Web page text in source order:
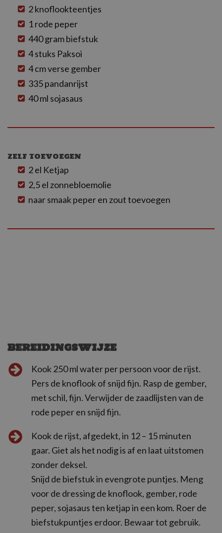
2 knoflookteentjes
1 rode peper
440 gram biefstuk
4 stuks Paksoi
4 cm verse gember
335 pandanrijst
40 ml sojasaus
ZELF TOEVOEGEN
2 el Ketjap
2,5 el zonnebloemolie
naar smaak peper en zout toevoegen
BEREIDINGSWIJZE
Kook 250 ml water per persoon voor de rijst.
Pers de knoflook of snijd fijn. Rasp de gember,
met schil, fijn. Verwijder de zaadlijsten van de
rode peper en snijd fijn.
Kook de rijst, afgedekt, in 12 – 15 minuten
gaar. Giet als het nodig is af en laat uitstomen
zonder deksel.
Snijd de biefstuk in evengrote puntjes. Meng
voor de dressing de knoflook, gember, rode
peper, sojasaus ten ketjap in een kom. Roer de
biefstukpuntjes erdoor. Bewaar tot gebruik.